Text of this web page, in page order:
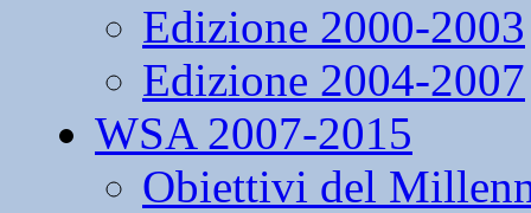
Edizione 2000-2003
Edizione 2004-2007
WSA 2007-2015
Obiettivi del